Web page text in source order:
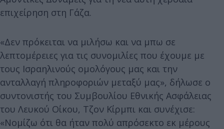
επιχείρηση στη Γάζα.
«Δεν πρόκειται να μιλήσω και να μπω σε
λεπτομέρειες για τις συνομιλίες που έχουμε με
τους Ισραηλινούς ομολόγους μας και την
ανταλλαγή πληροφοριών μεταξύ μας», δήλωσε ο
συντονιστής του Συμβουλίου Εθνικής Ασφάλειας
του Λευκού Οίκου, Τζον Κίρμπι και συνέχισε:
«Νομίζω ότι θα ήταν πολύ απρόσεκτο εκ μέρους